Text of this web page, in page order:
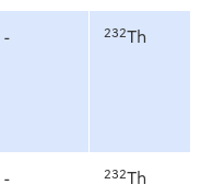
- 232Th
- 232Th